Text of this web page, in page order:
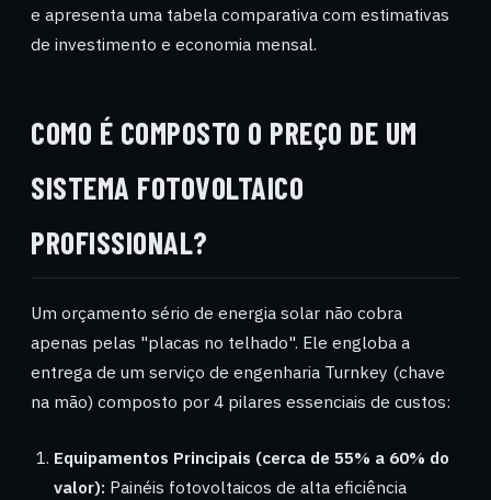
e apresenta uma tabela comparativa com estimativas
de investimento e economia mensal.
COMO É COMPOSTO O PREÇO DE UM
SISTEMA FOTOVOLTAICO
PROFISSIONAL?
Um orçamento sério de energia solar não cobra
apenas pelas "placas no telhado". Ele engloba a
entrega de um serviço de engenharia Turnkey (chave
na mão) composto por 4 pilares essenciais de custos:
Equipamentos Principais (cerca de 55% a 60% do
valor): Painéis fotovoltaicos de alta eficiência